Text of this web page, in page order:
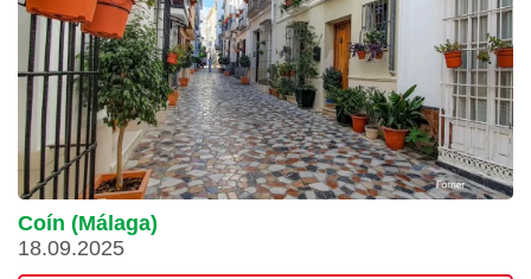
Coín (Málaga)
18.09.2025